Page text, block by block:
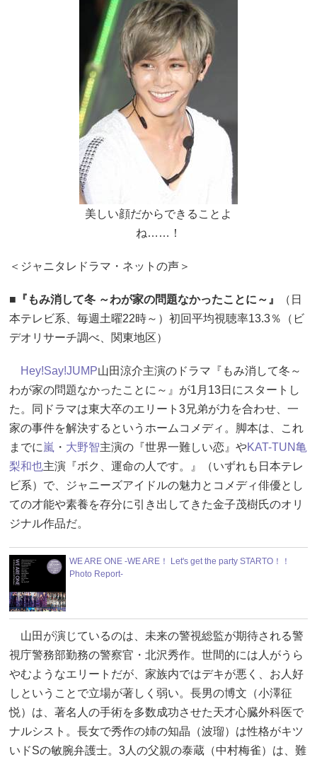
美しい顔だからできることよ
ね……！
＜ジャニタレドラマ・ネットの声＞
■ 『もみ消して冬 ～わが家の問題なかったことに～』
（日
本テレビ系、毎週土曜22時～）初回平均視聴率13.3％（ビ
デオリサーチ調べ、関東地区）
Hey!Say!JUMP山田涼介主演のドラマ『もみ消して冬～
わが家の問題なかったことに～』が1月13日にスタートし
た。同ドラマは東大卒のエリート3兄弟が力を合わせ、一
家の事件を解決するというホームコメディ。脚本は、これ
までに 嵐 ・ 大野智主演の『世界一難しい恋』やKAT-TUN亀
梨和也主演『ボク、運命の人です。』（いずれも日本テレ
ビ系）で、ジャニーズアイドルの魅力とコメディ俳優とし
ての才能や素養を存分に引き出してきた金子茂樹氏のオリ
ジナル作品だ。
WE ARE ONE -WE ARE！ Let's get the party STARTO！！
Photo Report-
山田が演じているのは、未来の警視総監が期待される警
視庁警務部勤務の警察官・北沢秀作。世間的には人がうら
やむようなエリートだが、家族内ではデキが悪く、お人好
しということで立場が著しく弱い。長男の博文（小澤征
悦）は、著名人の手術を多数成功させた天才心臓外科医で
ナルシスト。長女で秀作の姉の知晶（波瑠）は性格がキツ
いドSの敏腕弁護士。3人の父親の泰蔵（中村梅雀）は、難